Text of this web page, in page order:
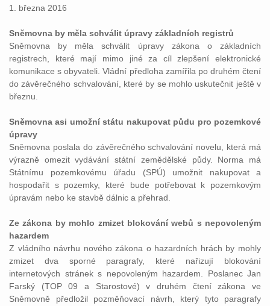
1. března 2016
Sněmovna by měla schválit úpravy základních registrů
Sněmovna by měla schválit úpravy zákona o základních
registrech, které mají mimo jiné za cíl zlepšení elektronické
komunikace s obyvateli. Vládní předloha zamířila po druhém čtení
do závěrečného schvalování, které by se mohlo uskutečnit ještě v
březnu.
Sněmovna asi umožní státu nakupovat půdu pro pozemkové
úpravy
Sněmovna poslala do závěrečného schvalování novelu, která má
výrazně omezit vydávání státní zemědělské půdy. Norma má
Státnímu pozemkovému úřadu (SPÚ) umožnit nakupovat a
hospodařit s pozemky, které bude potřebovat k pozemkovým
úpravám nebo ke stavbě dálnic a přehrad.
Ze zákona by mohlo zmizet blokování webů s nepovoleným
hazardem
Z vládního návrhu nového zákona o hazardních hrách by mohly
zmizet dva sporné paragrafy, které nařizují blokování
internetových stránek s nepovoleným hazardem. Poslanec Jan
Farský (TOP 09 a Starostové) v druhém čtení zákona ve
Sněmovně předložil pozměňovací návrh, který tyto paragrafy